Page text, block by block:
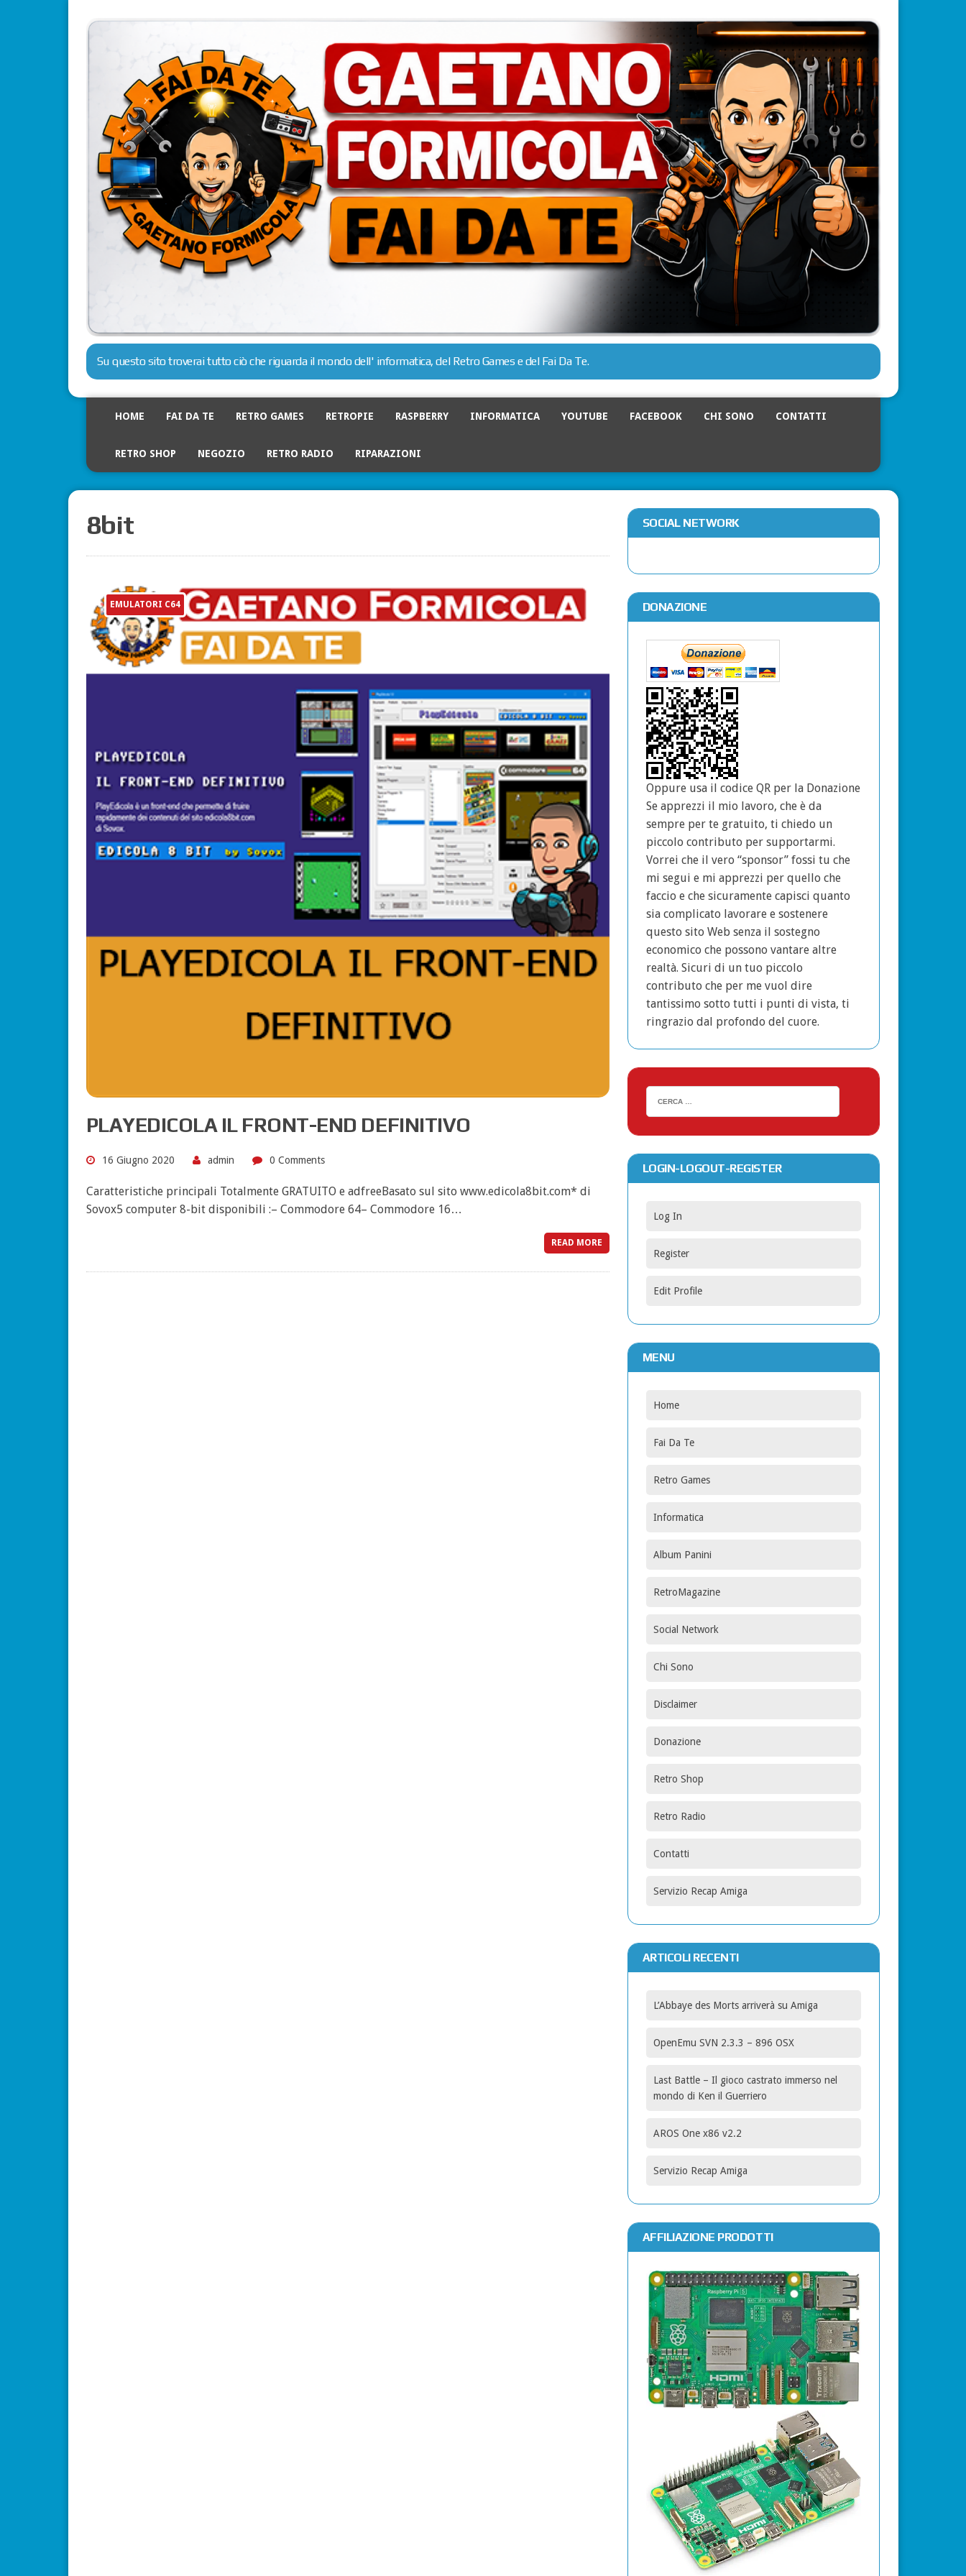
Su questo sito troverai tutto ciò che riguarda il mondo dell' informatica, del Retro Games e del Fai Da Te.
HOME FAI DA TE RETRO GAMES RETROPIE RASPBERRY INFORMATICA YOUTUBE FACEBOOK CHI SONO CONTATTI
RETRO SHOP NEGOZIO RETRO RADIO RIPARAZIONI
8bit
EMULATORI C64
PLAYEDICOLA IL FRONT-END DEFINITIVO
16 Giugno 2020 admin 0 Comments
Caratteristiche principali Totalmente GRATUITO e adfreeBasato sul sito www.edicola8bit.com* di
Sovox5 computer 8-bit disponibili :– Commodore 64– Commodore 16…
READ MORE
SOCIAL NETWORK
DONAZIONE
Oppure usa il codice QR per la Donazione
Se apprezzi il mio lavoro, che è da
sempre per te gratuito, ti chiedo un
piccolo contributo per supportarmi.
Vorrei che il vero “sponsor” fossi tu che
mi segui e mi apprezzi per quello che
faccio e che sicuramente capisci quanto
sia complicato lavorare e sostenere
questo sito Web senza il sostegno
economico che possono vantare altre
realtà. Sicuri di un tuo piccolo
contributo che per me vuol dire
tantissimo sotto tutti i punti di vista, ti
ringrazio dal profondo del cuore.
LOGIN-LOGOUT-REGISTER
Log In
Register
Edit Profile
MENU
Home
Fai Da Te
Retro Games
Informatica
Album Panini
RetroMagazine
Social Network
Chi Sono
Disclaimer
Donazione
Retro Shop
Retro Radio
Contatti
Servizio Recap Amiga
ARTICOLI RECENTI
L’Abbaye des Morts arriverà su Amiga
OpenEmu SVN 2.3.3 – 896 OSX
Last Battle – Il gioco castrato immerso nel
mondo di Ken il Guerriero
AROS One x86 v2.2
Servizio Recap Amiga
AFFILIAZIONE PRODOTTI